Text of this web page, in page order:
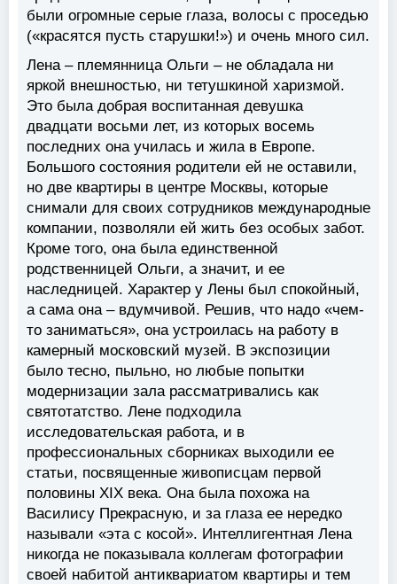
были огромные серые глаза, волосы с проседью
(«красятся пусть старушки!») и очень много сил.
Лена – племянница Ольги ‒ не обладала ни
яркой внешностью, ни тетушкиной харизмой.
Это была добрая воспитанная девушка
двадцати восьми лет, из которых восемь
последних она училась и жила в Европе.
Большого состояния родители ей не оставили,
но две квартиры в центре Москвы, которые
снимали для своих сотрудников международные
компании, позволяли ей жить без особых забот.
Кроме того, она была единственной
родственницей Ольги, а значит, и ее
наследницей. Характер у Лены был спокойный,
а сама она – вдумчивой. Решив, что надо «чем-
то заниматься», она устроилась на работу в
камерный московский музей. В экспозиции
было тесно, пыльно, но любые попытки
модернизации зала рассматривались как
святотатство. Лене подходила
исследовательская работа, и в
профессиональных сборниках выходили ее
статьи, посвященные живописцам первой
половины XIX века. Она была похожа на
Василису Прекрасную, и за глаза ее нередко
называли «эта с косой». Интеллигентная Лена
никогда не показывала коллегам фотографии
своей набитой антиквариатом квартиры и тем